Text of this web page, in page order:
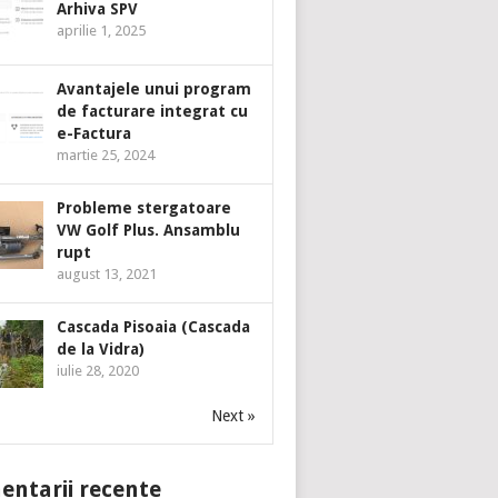
Arhiva SPV
aprilie 1, 2025
Avantajele unui program
de facturare integrat cu
e-Factura
martie 25, 2024
Probleme stergatoare
VW Golf Plus. Ansamblu
rupt
august 13, 2021
Cascada Pisoaia (Cascada
de la Vidra)
iulie 28, 2020
Next »
recente